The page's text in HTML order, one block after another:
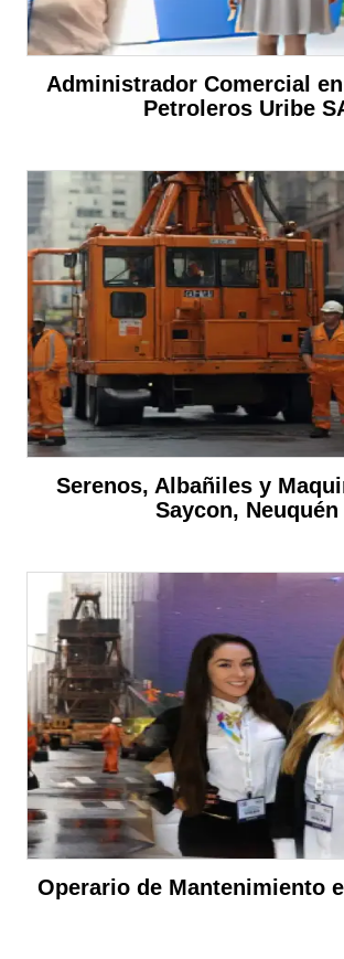
Administrador Comercial
Petroleros Uribe
Serenos, Albañiles y
Saycon, Neuquén
Operario de Mantenimiento